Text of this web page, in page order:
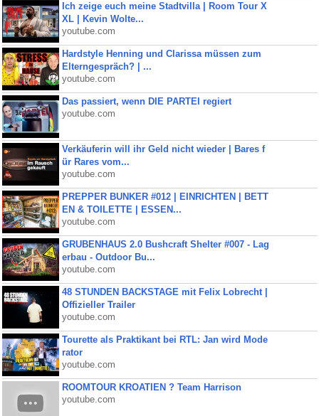
Ich zeige euch meine Stadtvilla | Room Tour X
XL | Kevin Wolte...
youtube.com
Hardstyle Henning und Clarissa müssen zum
Elterngespräch? | ...
youtube.com
Das passiert, wenn DIE PARTEI regiert
youtube.com
Verkäuferin will ihr Geld nicht wieder | Bares f
ür Rares vom...
youtube.com
PREPPER BUNKER #012 | EINRICHTEN | BETT
EN & TOILETTE | ESSEN...
youtube.com
GRUBENHAUS 2.0 Bushcraft Shelter #007 - Lag
erbau - Outdoor Bu...
youtube.com
48 STUNDEN BACKSTAGE mit Felix Lobrecht |
Offizieller Trailer
youtube.com
Tourette als Praktikant bei RTL: Jan wird Mode
rator
youtube.com
ROOMTOUR KROATIEN ? Team Harrison
youtube.com